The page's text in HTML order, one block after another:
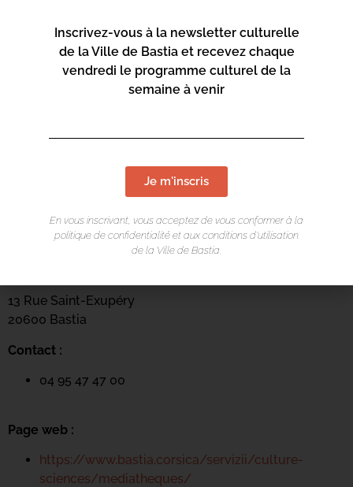
LIEU DE L'ÉVÉNEMENT
13 Rue Saint-Exupéry
20600 Bastia
Contact :
04 95 47 47 00
Page web :
https://www.bastia.corsica/servizii/culture-
sciences/mediatheques/
Inscrivez-vous à la newsletter culturelle
de la Ville de Bastia et recevez chaque
vendredi le programme culturel de la
semaine à venir
Je m'inscris
En vous inscrivant, vous acceptez de vous conformer à la
politique de confidentialité et aux conditions d’utilisation
de la Ville de Bastia.